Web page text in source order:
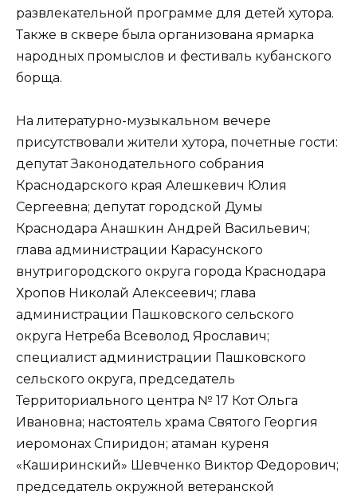
развлекательной программе для детей хутора.
Также в сквере была организована ярмарка
народных промыслов и фестиваль кубанского
борща.
На литературно-музыкальном вечере
присутствовали жители хутора, почетные гости:
депутат Законодательного собрания
Краснодарского края Алешкевич Юлия
Сергеевна; депутат городской Думы
Краснодара Анашкин Андрей Васильевич;
глава администрации Карасунского
внутригородского округа города Краснодара
Хропов Николай Алексеевич; глава
администрации Пашковского сельского
округа Нетреба Всеволод Ярославич;
специалист администрации Пашковского
сельского округа, председатель
Территориального центра № 17 Кот Ольга
Ивановна; настоятель храма Святого Георгия
иеромонах Спиридон; атаман куреня
«Каширинский» Шевченко Виктор Федорович;
председатель окружной ветеранской